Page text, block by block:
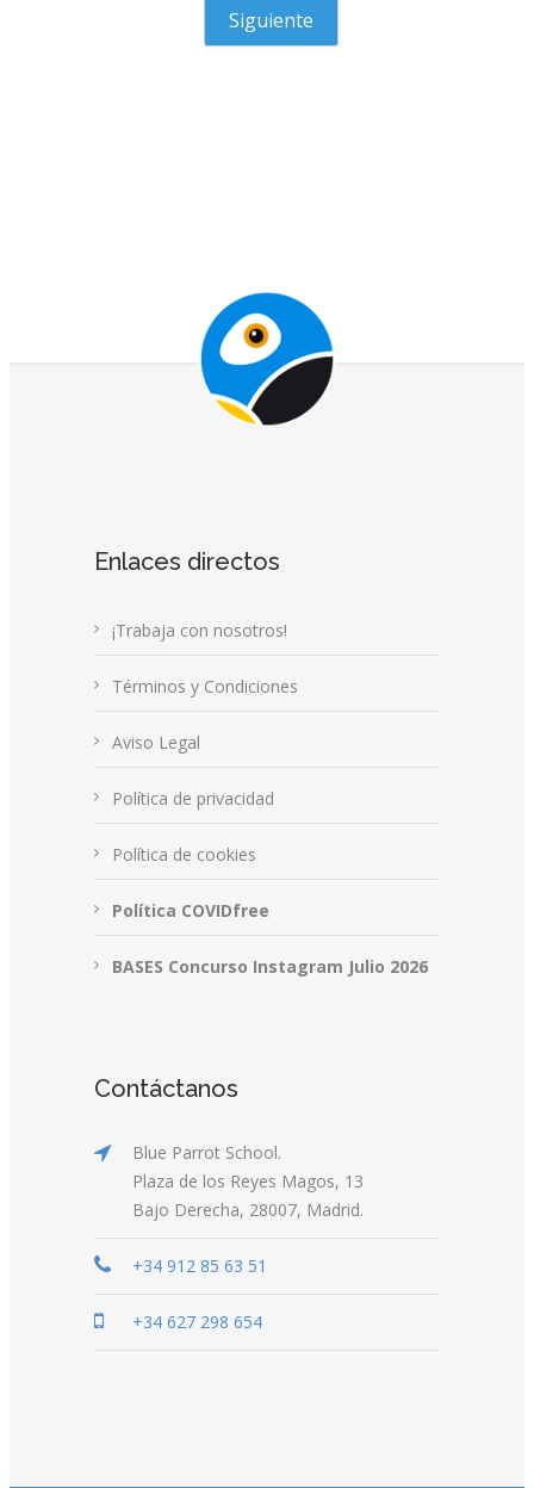
Siguiente
Enlaces directos
¡Trabaja con nosotros!
Términos y Condiciones
Aviso Legal
Política de privacidad
Política de cookies
Política COVIDfree
BASES Concurso Instagram Julio 2026
Contáctanos
Blue Parrot School.
Plaza de los Reyes Magos, 13
Bajo Derecha, 28007, Madrid.
+34 912 85 63 51
+34 627 298 654